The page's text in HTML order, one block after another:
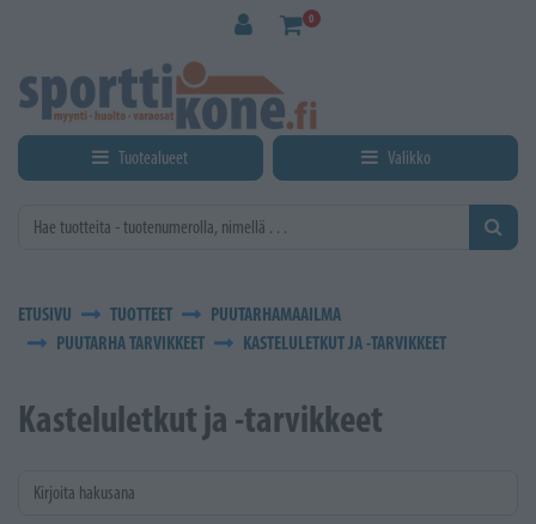
0
Tuotealueet Valikko
ETUSIVU TUOTTEET
PUUTARHAMAAILMA
PUUTARHA TARVIKKEET
KASTELULETKUT JA -TARVIKKEET
Kasteluletkut ja -tarvikkeet
Kirjoita hakusana